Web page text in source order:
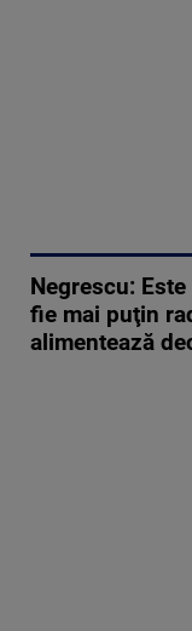
Negrescu:
fie mai puţin
alimentează